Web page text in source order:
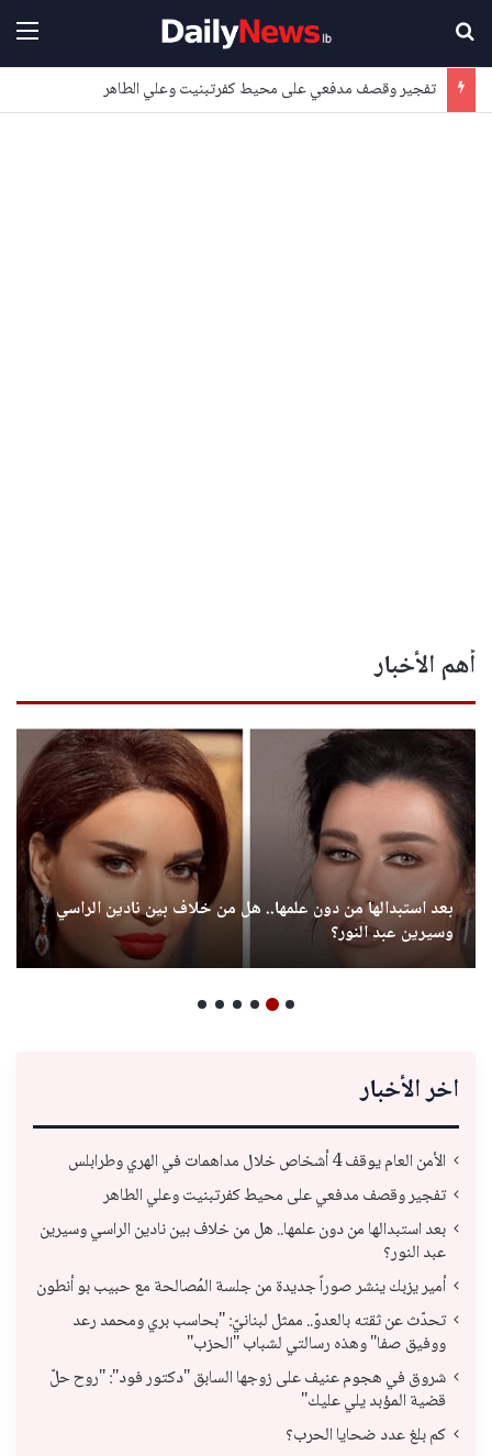
تفجير وقصف مدفعي على محيط كفرتبنيت وعلي الطاهر
أهم الأخبار
بعد استبدالها من دون علمها.. هل من خلاف بين نادين الراسي
وسيرين عبد النور؟
اخر الأخبار
الأمن العام يوقف 4 أشخاص خلال مداهمات في الهري وطرابلس
تفجير وقصف مدفعي على محيط كفرتبنيت وعلي الطاهر
بعد استبدالها من دون علمها.. هل من خلاف بين نادين الراسي وسيرين
عبد النور؟
أمير يزبك ينشر صوراً جديدة من جلسة المُصالحة مع حبيب بو أنطون
تحدّث عن ثقته بالعدوّ.. ممثل لبنانيّ: "بحاسب بري ومحمد رعد
ووفيق صفا" وهذه رسالتي لشباب "الحزب"
شروق في هجوم عنيف على زوجها السابق "دكتور فود": "روح حلّ
قضية المؤبد يلي عليك"
كم بلغ عدد ضحايا الحرب؟